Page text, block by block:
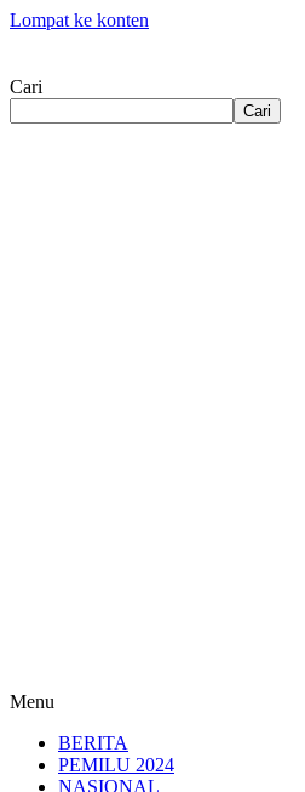
Lompat ke konten
Cari
Cari
Menu
BERITA
PEMILU 2024
NASIONAL